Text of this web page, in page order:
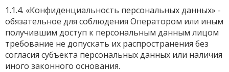
1.1.4. «Конфиденциальность персональных данных» -
обязательное для соблюдения Оператором или иным
получившим доступ к персональным данным лицом
требование не допускать их распространения без
согласия субъекта персональных данных или наличия
иного законного основания.